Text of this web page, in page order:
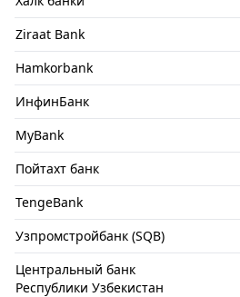
Ziraat Bank
Hamkorbank
ИнфинБанк
MyBank
Пойтахт банк
TengeBank
Узпромстройбанк (SQB)
Центральный банк
Республики Узбекистан